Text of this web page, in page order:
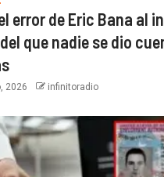
error de Eric Bana al
que nadie se dio
2026 infinitoradio